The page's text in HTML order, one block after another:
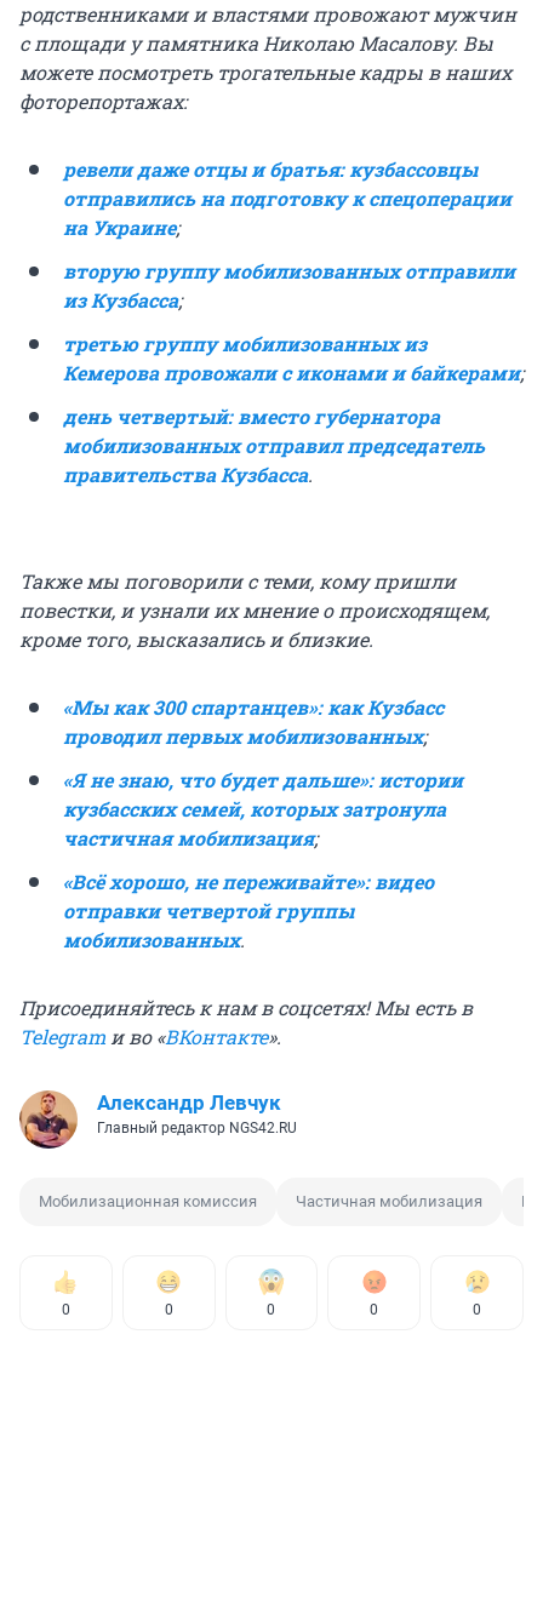
родственниками и властями провожают мужчин
с площади у памятника Николаю Масалову. Вы
можете посмотреть трогательные кадры в наших
фоторепортажах:
ревели даже отцы и братья: кузбассовцы
отправились на подготовку к спецоперации
на Украине;
вторую группу мобилизованных отправили
из Кузбасса;
третью группу мобилизованных из
Кемерова провожали с иконами и байкерами;
день четвертый: вместо губернатора
мобилизованных отправил председатель
правительства Кузбасса.
Также мы поговорили с теми, кому пришли
повестки, и узнали их мнение о происходящем,
кроме того, высказались и близкие.
«Мы как 300 спартанцев»: как Кузбасс
проводил первых мобилизованных;
«Я не знаю, что будет дальше»: истории
кузбасских семей, которых затронула
частичная мобилизация;
«Всё хорошо, не переживайте»: видео
отправки четвертой группы
мобилизованных.
Присоединяйтесь к нам в соцсетях! Мы есть в
Telegram и во «ВКонтакте».
Александр Левчук
Главный редактор NGS42.RU
Мобилизационная комиссия Частичная мобилизация
0 0 0 0 0